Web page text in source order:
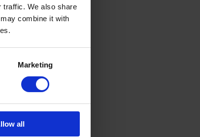
traffic. We also share
combine it with
Marketing
all